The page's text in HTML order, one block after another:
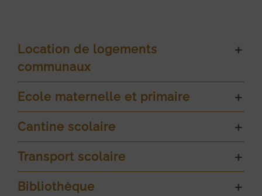
Location de logements
communaux
Ecole maternelle et primaire
Cantine scolaire
Transport scolaire
Bibliothèque